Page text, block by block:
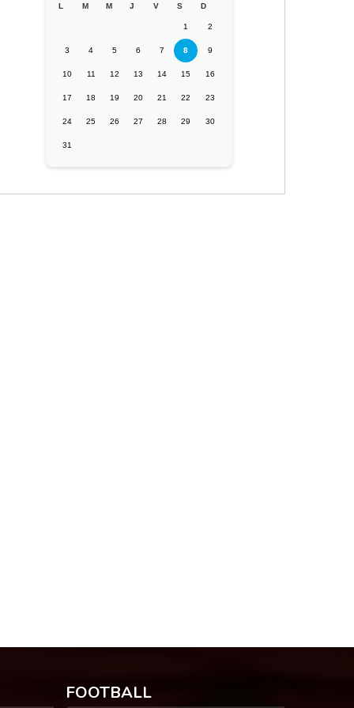
L M M J V S D
1 2
3 4 5 6 7 8 9
10 11 12 13 14 15 16
17 18 19 20 21 22 23
24 25 26 27 28 29 30
31
FOOTBALL